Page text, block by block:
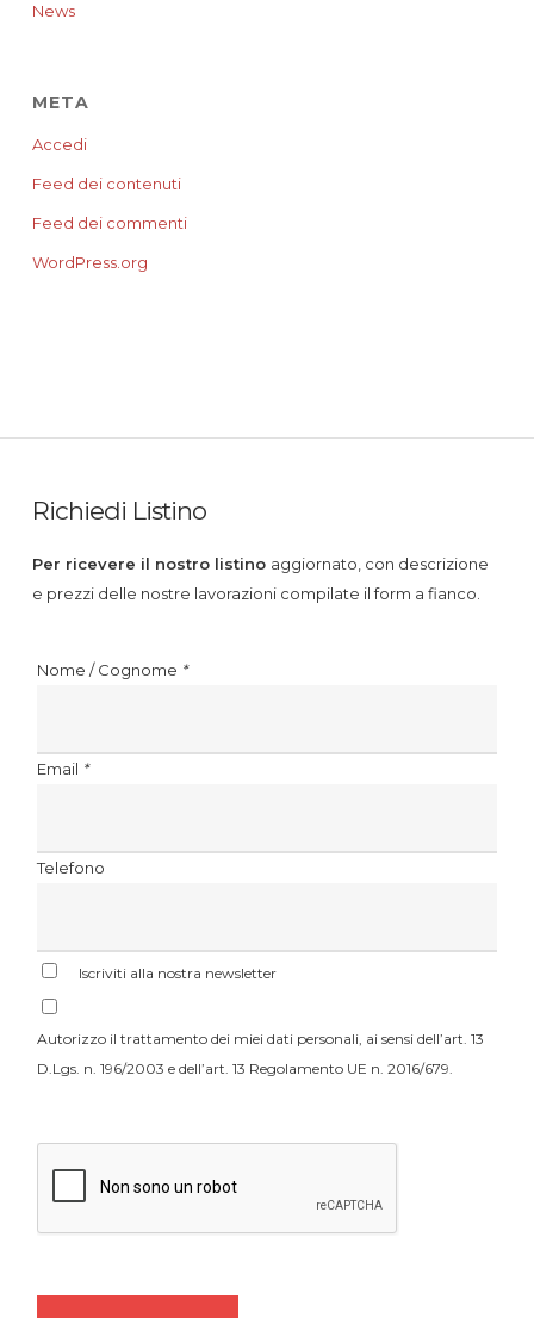
News
META
Accedi
Feed dei contenuti
Feed dei commenti
WordPress.org
Richiedi Listino
Per ricevere il nostro listino aggiornato, con descrizione
e prezzi delle nostre lavorazioni compilate il form a fianco.
Nome / Cognome *
Email *
Telefono
Iscriviti alla nostra newsletter
Autorizzo il trattamento dei miei dati personali, ai sensi dell’art. 13
D.Lgs. n. 196/2003 e dell’art. 13 Regolamento UE n. 2016/679.